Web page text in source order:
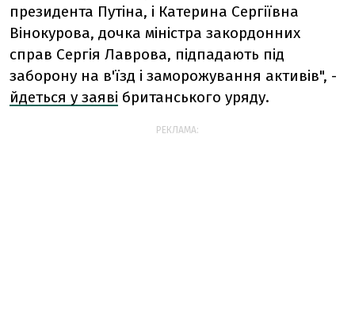
президента Путіна, і Катерина Сергіївна
Вінокурова, дочка міністра закордонних
справ Сергія Лаврова, підпадають під
заборону на в'їзд і заморожування активів", -
йдеться у заяві британського уряду.
РЕКЛАМА: